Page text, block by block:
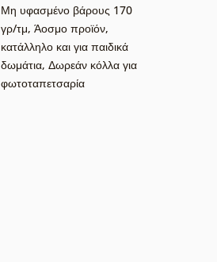
Μη υφασμένο βάρους 170
γρ/τμ, Άοσμο προϊόν,
κατάλληλο και για παιδικά
δωμάτια, Δωρεάν κόλλα για
φωτοταπετσαρία